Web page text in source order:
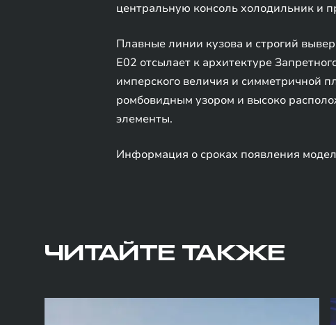
центральную консоль холодильник и
Плавные линии кузова и строгий
E02 отсылает к архитектуре
имперского величия и симметричной
ромбовидным узором и высоко
элементы.
Информация о сроках появления
ЧИТАЙТЕ ТАКЖЕ